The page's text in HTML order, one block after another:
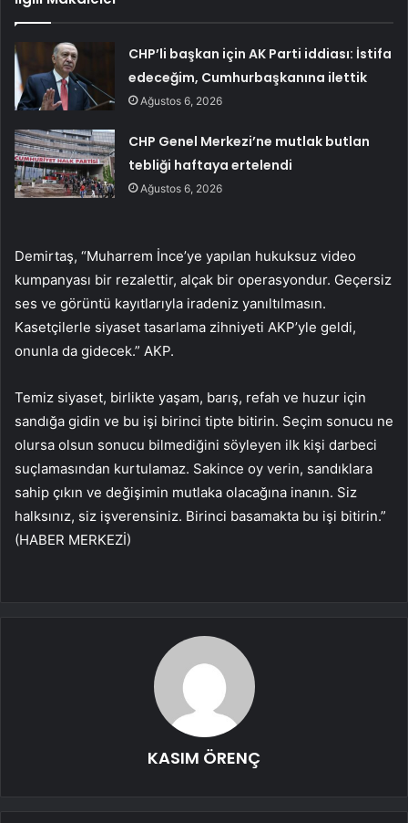
CHP’li başkan için AK Parti iddiası: İstifa
edeceğim, Cumhurbaşkanına ilettik
Ağustos 6, 2026
CHP Genel Merkezi’ne mutlak butlan
tebliği haftaya ertelendi
Ağustos 6, 2026
Demirtaş, “Muharrem İnce’ye yapılan hukuksuz video
kumpanyası bir rezalettir, alçak bir operasyondur. Geçersiz
ses ve görüntü kayıtlarıyla iradeniz yanıltılmasın.
Kasetçilerle siyaset tasarlama zihniyeti AKP’yle geldi,
onunla da gidecek.” AKP.
Temiz siyaset, birlikte yaşam, barış, refah ve huzur için
sandığa gidin ve bu işi birinci tipte bitirin. Seçim sonucu ne
olursa olsun sonucu bilmediğini söyleyen ilk kişi darbeci
suçlamasından kurtulamaz. Sakince oy verin, sandıklara
sahip çıkın ve değişimin mutlaka olacağına inanın. Siz
halksınız, siz işverensiniz. Birinci basamakta bu işi bitirin.”
(HABER MERKEZİ)
KASIM ÖRENÇ